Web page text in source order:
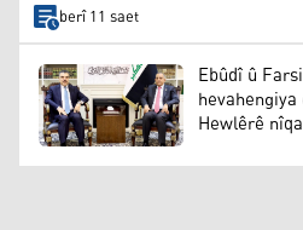
berî 11 saet
Ebûdî û
Hewlêrê